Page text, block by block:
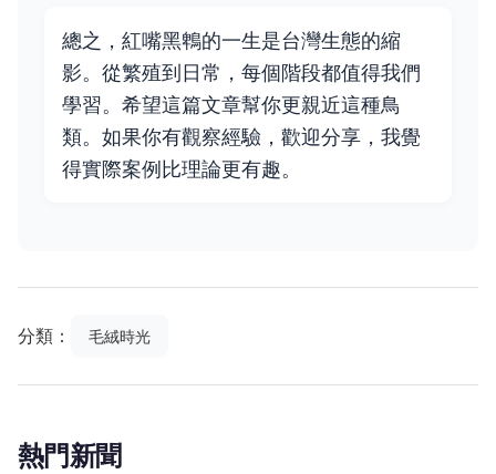
總之，紅嘴黑鵯的一生是台灣生態的縮
影。從繁殖到日常，每個階段都值得我們
學習。希望這篇文章幫你更親近這種鳥
類。如果你有觀察經驗，歡迎分享，我覺
得實際案例比理論更有趣。
分類： 毛絨時光
熱門新聞